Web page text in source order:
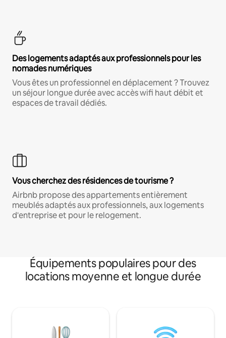
Des logements adaptés aux professionnels pour les
nomades numériques
Vous êtes un professionnel en déplacement ? Trouvez
un séjour longue durée avec accès wifi haut débit et
espaces de travail dédiés.
Vous cherchez des résidences de tourisme ?
Airbnb propose des appartements entièrement
meublés adaptés aux professionnels, aux logements
d'entreprise et pour le relogement.
Équipements populaires pour des
locations moyenne et longue durée